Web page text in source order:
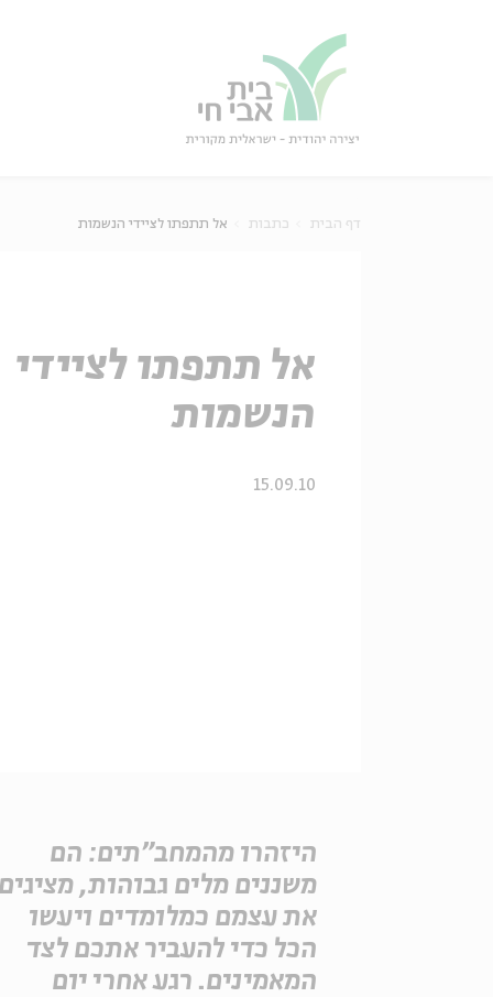
דף הבית כתבות אל תתפתו לציידי הנשמות
אל תתפתו לציידי
הנשמות
15.09.10
היזהרו מהמחב"תים: הם
משננים מלים גבוהות,
את עצמם כמלומדים ויעשו
הכל כדי להעביר אתכם לצד
המאמינים. רגע אחרי יום